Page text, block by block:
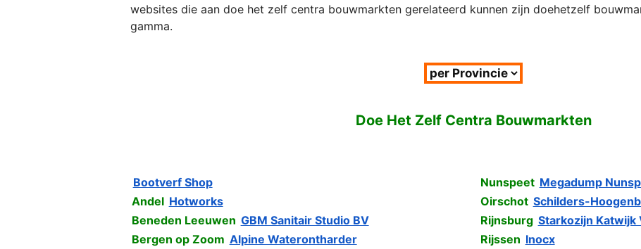
websites die aan doe het zelf centra bouwmarkten gerelateerd kunnen zijn doehetzelf
gamma.
Doe Het Zelf Centra Bouwmarkten
Bootverf Shop
Andel Hotworks
Beneden Leeuwen GBM Sanitair Studio BV
Bergen op Zoom Alpine Waterontharder
Nunspeet Megadump
Oirschot Schilders-
Rijnsburg Starkozijn Katwijk
Rijssen Inocx